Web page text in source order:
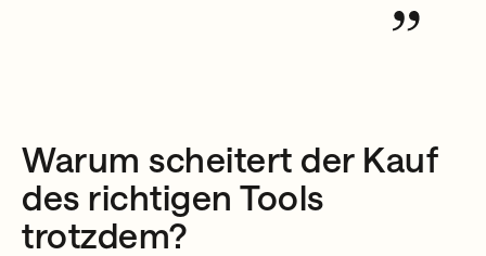
Warum scheitert der Kauf
des richtigen Tools
trotzdem?